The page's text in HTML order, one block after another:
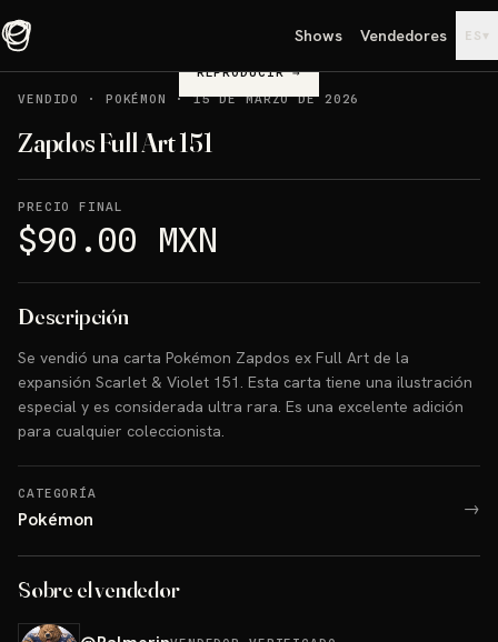
Shows Vendedores ES ▾
REPRODUCIR→
VENDIDO
· POKÉMON ·15 DE MARZO DE 2026
Zapdos Full Art 151
PRECIO FINAL
$90.00 MXN
Descripción
Se vendió una carta Pokémon Zapdos ex Full Art de la
expansión Scarlet & Violet 151. Esta carta tiene una ilustración
especial y es considerada ultra rara. Es una excelente adición
para cualquier coleccionista.
CATEGORÍA
Pokémon →
Sobre el vendedor